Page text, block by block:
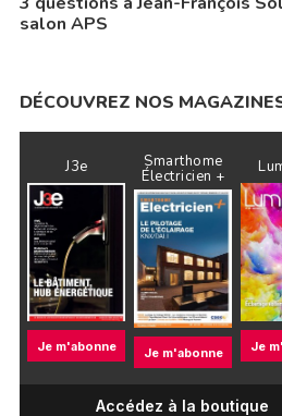
salon APS
DÉCOUVREZ NOS
J3e
Je m'abonne
Smarthome
Électricien +
Je m'abonne Je
Accédez à la boutique